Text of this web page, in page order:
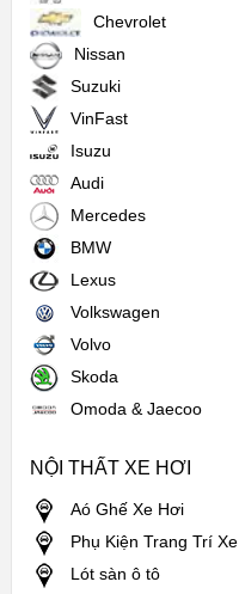
Chevrolet
Nissan
Suzuki
VinFast
Isuzu
Audi
Mercedes
BMW
Lexus
Volkswagen
Volvo
Skoda
Omoda & Jaecoo
NỘI THẤT XE HƠI
Aó Ghế Xe Hơi
Phụ Kiện Trang Trí Xe
Lót sàn ô tô